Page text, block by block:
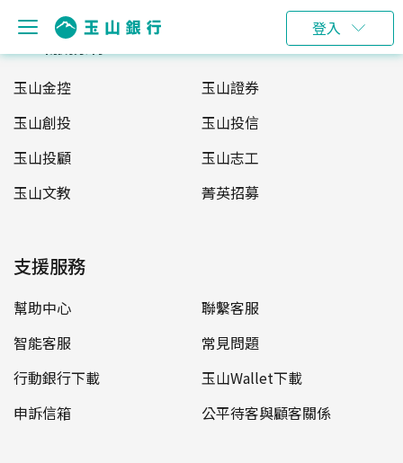
登入
玉山服務網
玉山金控
玉山證券
玉山創投
玉山投信
玉山投顧
玉山志工
玉山文教
菁英招募
支援服務
幫助中心
聯繫客服
智能客服
常見問題
行動銀行下載
玉山Wallet下載
申訴信箱
公平待客與顧客關係